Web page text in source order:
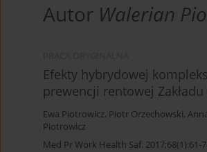
Autor Walerian
Efekty hybrydowej
prewencji rentowej Zakładu
Ewa Piotrowicz, Piotr Orzechowski,
Piotrowicz
Med Pr Work Health Saf. 2017;68(1):61-